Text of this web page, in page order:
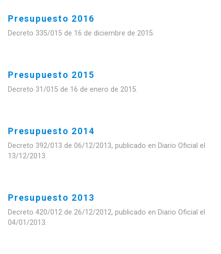
Presupuesto 2016
Decreto 335/015 de 16 de diciembre de 2015.
Presupuesto 2015
Decreto 31/015 de 16 de enero de 2015.
Presupuesto 2014
Decreto 392/013 de 06/12/2013, publicado en Diario Oficial el
13/12/2013.
Presupuesto 2013
Decreto 420/012 de 26/12/2012, publicado en Diario Oficial el
04/01/2013.